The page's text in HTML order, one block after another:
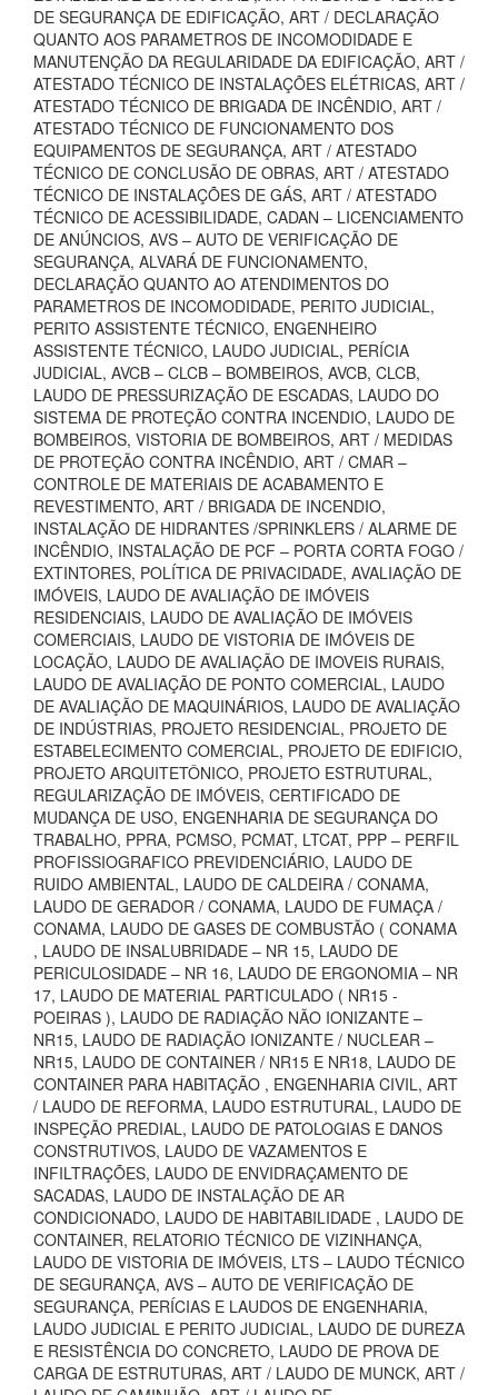
DE SEGURANÇA DE EDIFICAÇÃO, ART / DECLARAÇÃO
QUANTO AOS PARAMETROS DE INCOMODIDADE E
MANUTENÇÃO DA REGULARIDADE DA EDIFICAÇÃO, ART /
ATESTADO TÉCNICO DE INSTALAÇÕES ELÉTRICAS, ART /
ATESTADO TÉCNICO DE BRIGADA DE INCÊNDIO, ART /
ATESTADO TÉCNICO DE FUNCIONAMENTO DOS
EQUIPAMENTOS DE SEGURANÇA, ART / ATESTADO
TÉCNICO DE CONCLUSÃO DE OBRAS, ART / ATESTADO
TÉCNICO DE INSTALAÇÕES DE GÁS, ART / ATESTADO
TÉCNICO DE ACESSIBILIDADE, CADAN – LICENCIAMENTO
DE ANÚNCIOS, AVS – AUTO DE VERIFICAÇÃO DE
SEGURANÇA, ALVARÁ DE FUNCIONAMENTO,
DECLARAÇÃO QUANTO AO ATENDIMENTOS DO
PARAMETROS DE INCOMODIDADE, PERITO JUDICIAL,
PERITO ASSISTENTE TÉCNICO, ENGENHEIRO
ASSISTENTE TÉCNICO, LAUDO JUDICIAL, PERÍCIA
JUDICIAL, AVCB – CLCB – BOMBEIROS, AVCB, CLCB,
LAUDO DE PRESSURIZAÇÃO DE ESCADAS, LAUDO DO
SISTEMA DE PROTEÇÃO CONTRA INCENDIO, LAUDO DE
BOMBEIROS, VISTORIA DE BOMBEIROS, ART / MEDIDAS
DE PROTEÇÃO CONTRA INCÊNDIO, ART / CMAR –
CONTROLE DE MATERIAIS DE ACABAMENTO E
REVESTIMENTO, ART / BRIGADA DE INCENDIO,
INSTALAÇÃO DE HIDRANTES /SPRINKLERS / ALARME DE
INCÊNDIO, INSTALAÇÃO DE PCF – PORTA CORTA FOGO /
EXTINTORES, POLÍTICA DE PRIVACIDADE, AVALIAÇÃO DE
IMÓVEIS, LAUDO DE AVALIAÇÃO DE IMÓVEIS
RESIDENCIAIS, LAUDO DE AVALIAÇÃO DE IMÓVEIS
COMERCIAIS, LAUDO DE VISTORIA DE IMÓVEIS DE
LOCAÇÃO, LAUDO DE AVALIAÇÃO DE IMOVEIS RURAIS,
LAUDO DE AVALIAÇÃO DE PONTO COMERCIAL, LAUDO
DE AVALIAÇÃO DE MAQUINÁRIOS, LAUDO DE AVALIAÇÃO
DE INDÚSTRIAS, PROJETO RESIDENCIAL, PROJETO DE
ESTABELECIMENTO COMERCIAL, PROJETO DE EDIFICIO,
PROJETO ARQUITETÔNICO, PROJETO ESTRUTURAL,
REGULARIZAÇÃO DE IMÓVEIS, CERTIFICADO DE
MUDANÇA DE USO, ENGENHARIA DE SEGURANÇA DO
TRABALHO, PPRA, PCMSO, PCMAT, LTCAT, PPP – PERFIL
PROFISSIOGRAFICO PREVIDENCIÁRIO, LAUDO DE
RUIDO AMBIENTAL, LAUDO DE CALDEIRA / CONAMA,
LAUDO DE GERADOR / CONAMA, LAUDO DE FUMAÇA /
CONAMA, LAUDO DE GASES DE COMBUSTÃO ( CONAMA
, LAUDO DE INSALUBRIDADE – NR 15, LAUDO DE
PERICULOSIDADE – NR 16, LAUDO DE ERGONOMIA – NR
17, LAUDO DE MATERIAL PARTICULADO ( NR15 -
POEIRAS ), LAUDO DE RADIAÇÃO NÃO IONIZANTE –
NR15, LAUDO DE RADIAÇÃO IONIZANTE / NUCLEAR –
NR15, LAUDO DE CONTAINER / NR15 E NR18, LAUDO DE
CONTAINER PARA HABITAÇÃO , ENGENHARIA CIVIL, ART
/ LAUDO DE REFORMA, LAUDO ESTRUTURAL, LAUDO DE
INSPEÇÃO PREDIAL, LAUDO DE PATOLOGIAS E DANOS
CONSTRUTIVOS, LAUDO DE VAZAMENTOS E
INFILTRAÇÕES, LAUDO DE ENVIDRAÇAMENTO DE
SACADAS, LAUDO DE INSTALAÇÃO DE AR
CONDICIONADO, LAUDO DE HABITABILIDADE , LAUDO DE
CONTAINER, RELATORIO TÉCNICO DE VIZINHANÇA,
LAUDO DE VISTORIA DE IMÓVEIS, LTS – LAUDO TÉCNICO
DE SEGURANÇA, AVS – AUTO DE VERIFICAÇÃO DE
SEGURANÇA, PERÍCIAS E LAUDOS DE ENGENHARIA,
LAUDO JUDICIAL E PERITO JUDICIAL, LAUDO DE DUREZA
E RESISTÊNCIA DO CONCRETO, LAUDO DE PROVA DE
CARGA DE ESTRUTURAS, ART / LAUDO DE MUNCK, ART /